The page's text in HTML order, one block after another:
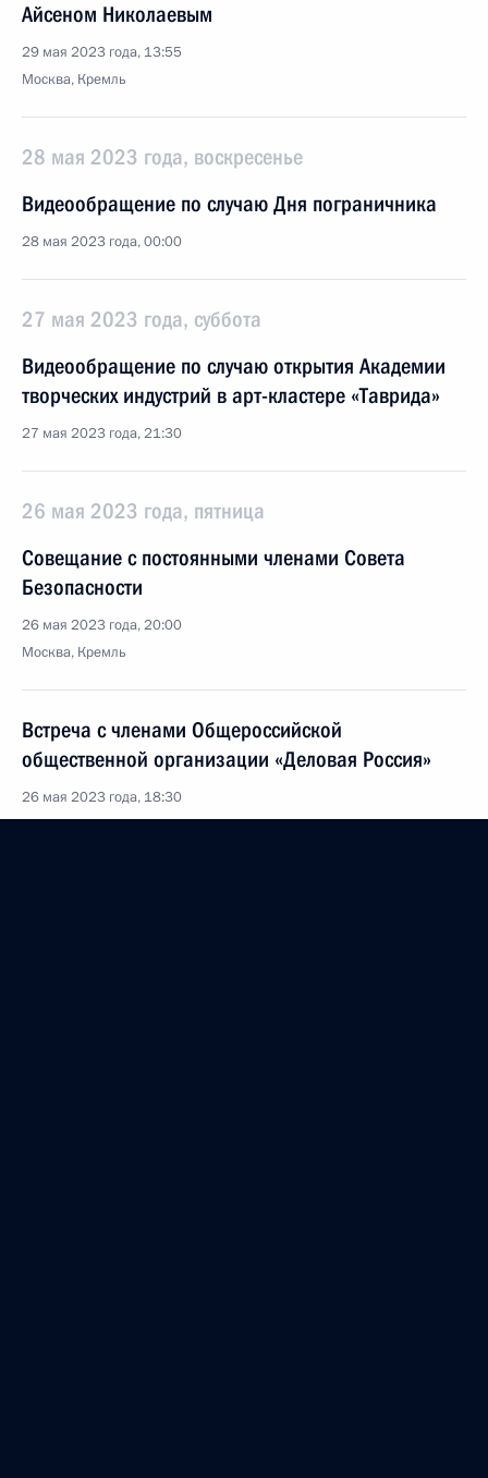
Айсеном Николаевым
29 мая 2023 года, 13:55
Москва, Кремль
28 мая 2023 года, воскресенье
Видеообращение по случаю Дня пограничника
28 мая 2023 года, 00:00
27 мая 2023 года, суббота
Видеообращение по случаю открытия Академии
творческих индустрий в арт-кластере «Таврида»
27 мая 2023 года, 21:30
26 мая 2023 года, пятница
Совещание с постоянными членами Совета
Безопасности
26 мая 2023 года, 20:00
Москва, Кремль
Встреча с членами Общероссийской
общественной организации «Деловая Россия»
26 мая 2023 года, 18:30
Москва, Кремль